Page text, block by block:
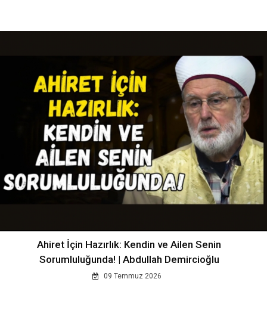
Ahiret İçin Hazırlık: Kendin ve Ailen Senin
Sorumluluğunda! | Abdullah Demircioğlu
09 Temmuz 2026